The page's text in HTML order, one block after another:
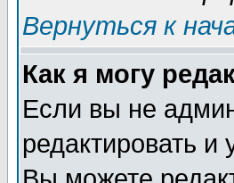
Вернуться к
Как я могу
Если вы не
редактировать